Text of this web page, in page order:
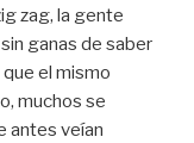
zag, la gente
ganas de saber
el mismo
muchos se
antes veían